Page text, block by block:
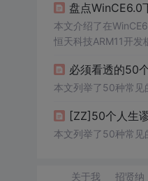
盘点WinCE6.0
本文介绍了在
恒天科技ARM11开发
必须看透的50
本文列举了50种常见
[ZZ]50个人生
本文列举了50种常见
关于我 招贤纳